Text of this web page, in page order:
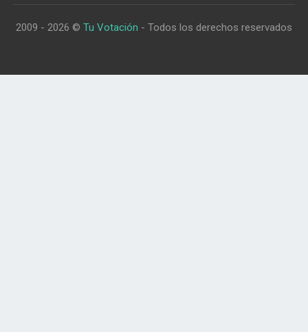
2009 - 2026 © Tu Votación - Todos los derechos reservados